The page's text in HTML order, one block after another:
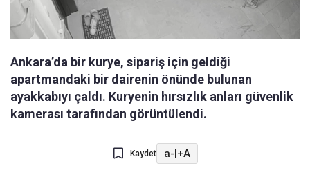
Ankara’da bir kurye, sipariş için geldiği
apartmandaki bir dairenin önünde bulunan
ayakkabıyı çaldı. Kuryenin hırsızlık anları güvenlik
kamerası tarafından görüntülendi.
Kaydet a-|+A